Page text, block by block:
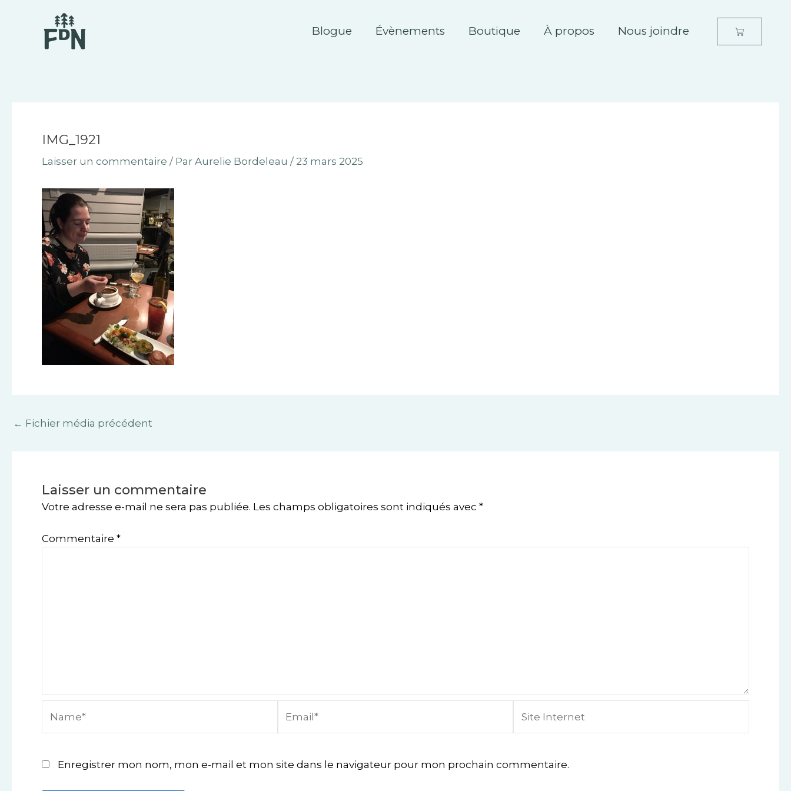
Blogue Évènements Boutique À propos Nous joindre Panier
IMG_1921
Laisser un commentaire / Par Aurelie Bordeleau / 23 mars 2025
← Fichier média précédent
Laisser un commentaire
Votre adresse e-mail ne sera pas publiée. Les champs obligatoires sont indiqués avec *
Commentaire *
Enregistrer mon nom, mon e-mail et mon site dans le navigateur pour mon prochain commentaire.